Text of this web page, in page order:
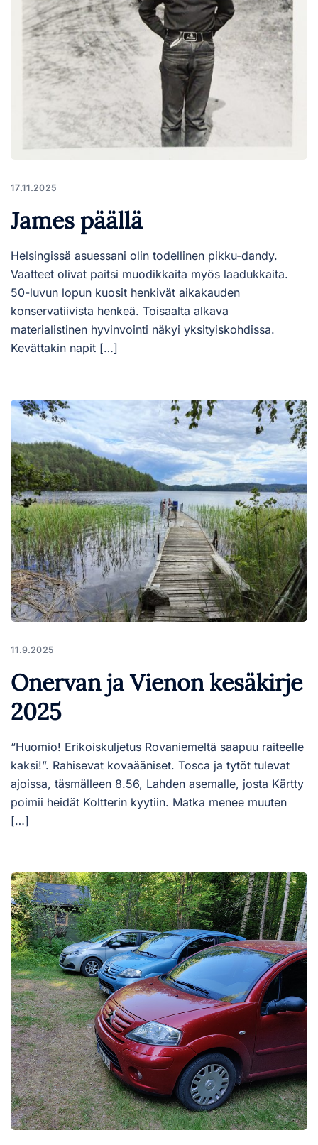
17.11.2025
James päällä
Helsingissä asuessani olin todellinen pikku-dandy.
Vaatteet olivat paitsi muodikkaita myös laadukkaita.
50-luvun lopun kuosit henkivät aikakauden
konservatiivista henkeä. Toisaalta alkava
materialistinen hyvinvointi näkyi yksityiskohdissa.
Kevättakin napit […]
11.9.2025
Onervan ja Vienon kesäkirje
2025
“Huomio! Erikoiskuljetus Rovaniemeltä saapuu raiteelle
kaksi!”. Rahisevat kovaääniset. Tosca ja tytöt tulevat
ajoissa, täsmälleen 8.56, Lahden asemalle, josta Kärtty
poimii heidät Koltterin kyytiin. Matka menee muuten
[…]